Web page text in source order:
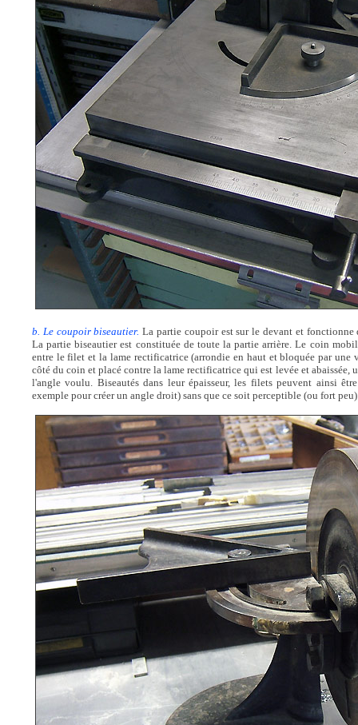
b. Le coupoir biseautier. La partie coupoir est sur le devant et
La partie biseautier est constituée de toute la partie arrière. Le coin
entre le filet et la lame rectificatrice (arrondie en haut et bloquée par une
côté du coin et placé contre la lame rectificatrice qui est levée et
l'angle voulu. Biseautés dans leur épaisseur, les filets peuvent ainsi
exemple pour créer un angle droit) sans que ce soit perceptible (ou fort